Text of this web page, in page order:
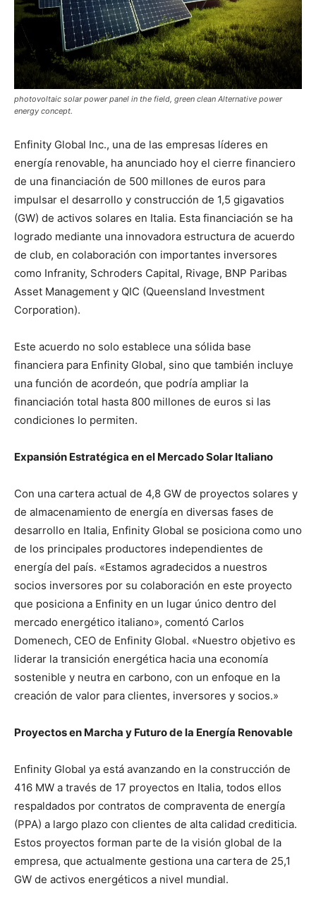
photovoltaic solar power panel in the field, green clean Alternative power
energy concept.
Enfinity Global Inc., una de las empresas líderes en
energía renovable, ha anunciado hoy el cierre financiero
de una financiación de 500 millones de euros para
impulsar el desarrollo y construcción de 1,5 gigavatios
(GW) de activos solares en Italia. Esta financiación se ha
logrado mediante una innovadora estructura de acuerdo
de club, en colaboración con importantes inversores
como Infranity, Schroders Capital, Rivage, BNP Paribas
Asset Management y QIC (Queensland Investment
Corporation).
Este acuerdo no solo establece una sólida base
financiera para Enfinity Global, sino que también incluye
una función de acordeón, que podría ampliar la
financiación total hasta 800 millones de euros si las
condiciones lo permiten.
Expansión Estratégica en el Mercado Solar Italiano
Con una cartera actual de 4,8 GW de proyectos solares y
de almacenamiento de energía en diversas fases de
desarrollo en Italia, Enfinity Global se posiciona como uno
de los principales productores independientes de
energía del país. «Estamos agradecidos a nuestros
socios inversores por su colaboración en este proyecto
que posiciona a Enfinity en un lugar único dentro del
mercado energético italiano», comentó Carlos
Domenech, CEO de Enfinity Global. «Nuestro objetivo es
liderar la transición energética hacia una economía
sostenible y neutra en carbono, con un enfoque en la
creación de valor para clientes, inversores y socios.»
Proyectos en Marcha y Futuro de la Energía Renovable
Enfinity Global ya está avanzando en la construcción de
416 MW a través de 17 proyectos en Italia, todos ellos
respaldados por contratos de compraventa de energía
(PPA) a largo plazo con clientes de alta calidad crediticia.
Estos proyectos forman parte de la visión global de la
empresa, que actualmente gestiona una cartera de 25,1
GW de activos energéticos a nivel mundial.